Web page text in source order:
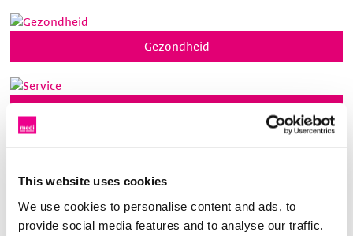
This website uses cookies
We use cookies to personalise content and ads, to
provide social media features and to analyse our traffic.
Gezondheid
Huidverzorging